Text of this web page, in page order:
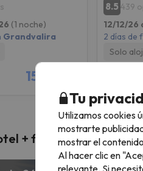
(1 noche)
Grandvalira
156 €
8.5 439
12/12/26
2 días de
Solo
+ forfait
Tu
Utilizamos cookies
mostrarte
mostrar el
Al hacer clic en
relevante. Si